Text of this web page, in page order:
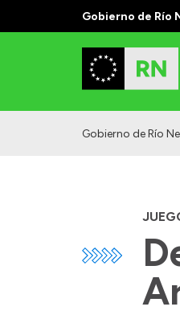
Gobierno de Río
Gobierno de Río